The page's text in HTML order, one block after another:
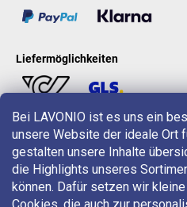
Bei LAVONIO ist es uns ein
unsere Website der ideale Ort
gestalten unsere Inhalte
die Highlights unseres
können. Dafür setzen wir
Liefermöglichkeiten
LAVONIO in der Welt